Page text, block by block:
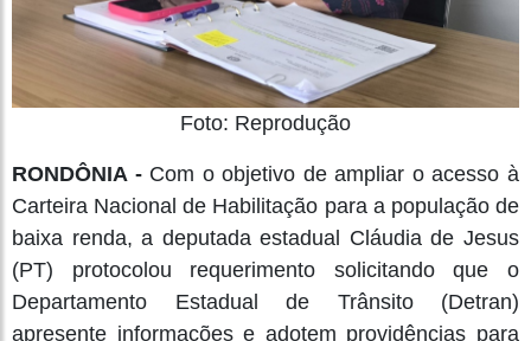
Foto: Reprodução
RONDÔNIA - Com o objetivo de ampliar o acesso à
Carteira Nacional de Habilitação para a população de
baixa renda, a deputada estadual Cláudia de Jesus
(PT) protocolou requerimento solicitando que o
Departamento Estadual de Trânsito (Detran)
apresente informações e adotem providências para